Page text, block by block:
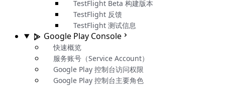
TestFlight Beta 构建版本
TestFlight 反馈
TestFlight 测试信息
Google Play Console
快速概览
服务账号（Service Account）
Google Play 控制台访问权限
Google Play 控制台主要角色